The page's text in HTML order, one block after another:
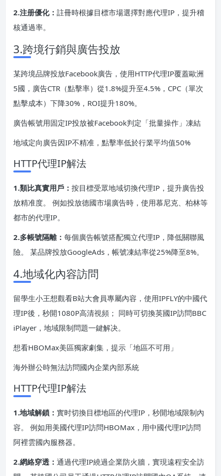
2.注册優化： 註冊時根據目標市場選擇對應代理IP，提升稽
核通過率。
3.跨境行銷與廣告投放
某跨境品牌投放Facebook廣告，使用HTTP代理IP覆蓋歐洲
5國，廣告CTR（點擊率）從1.8%提升至4.5%，CPC（單次
點擊成本）下降30%，ROI提升180%。
廣告帳號用固定IP投放被Facebook判定「批量操作」凍結
地域定向廣告因IP不精准，點擊率低於行業平均值50%
HTTP代理IP解法
1.類比真實用戶： 按目標受眾地域切換代理IP，提升廣告投
放精准度。 例如投放德國市場廣告時，使用慕尼克、柏林等
都市的代理IP。
2.多帳號隔離： 每個廣告帳號搭配獨立代理IP，降低關聯風
險。 某品牌投放GoogleAds，帳號凍結率從25%降至8%。
4.地域化內容訪問
留學生小王想觀看B站大會員專屬內容，使用IPFLY的中國代
理IP後，秒開1080P高清視頻； 同時可切換英國IP訪問BBC
iPlayer，地域限制問題一鍵解决。
想看HBOMax美區獨家劇集，提示「地區不可用」
海外辦公時無法訪問國內企業內部系統
HTTP代理IP解法
1.地域解鎖： 實时切換目標地區的代理IP，秒開地域限制內
容。 例如用美國代理IP訪問HBOMax，用中國代理IP訪問
阿裡雲國內服務器。
2.網絡穿透： 通過代理IP繞過企業防火牆，實現遠程安全訪